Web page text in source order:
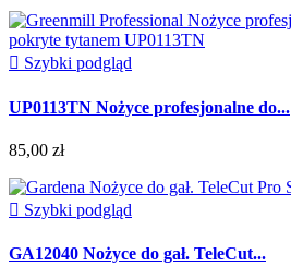
 Szybki podgląd
UP0113TN Nożyce profesjonalne do...
85,00 zł
 Szybki podgląd
GA12040 Nożyce do gał. TeleCut...